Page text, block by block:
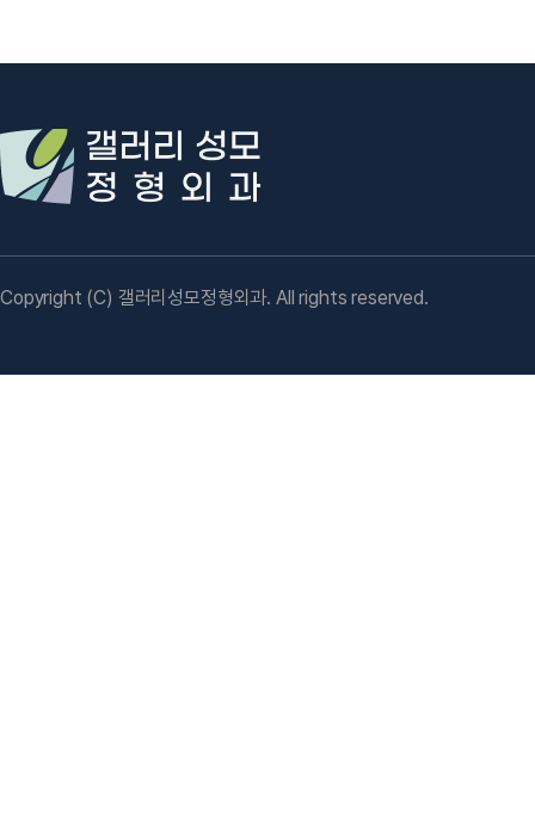
Copyright (C) 갤러리성모정형외과. All rights reserved.